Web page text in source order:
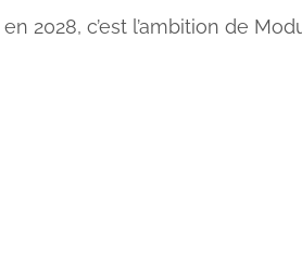
c’est l’ambition de